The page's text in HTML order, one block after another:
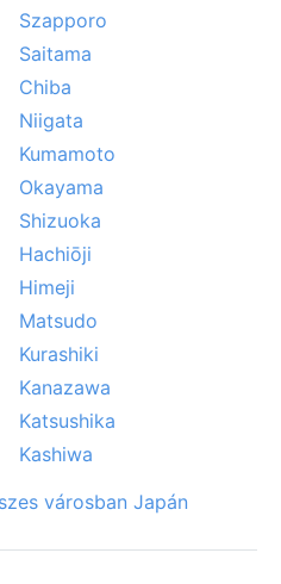
Szapporo
Saitama
Chiba
Niigata
Kumamoto
Okayama
Shizuoka
Hachiōji
Himeji
Matsudo
Kurashiki
Kanazawa
Katsushika
Kashiwa
városban Japán